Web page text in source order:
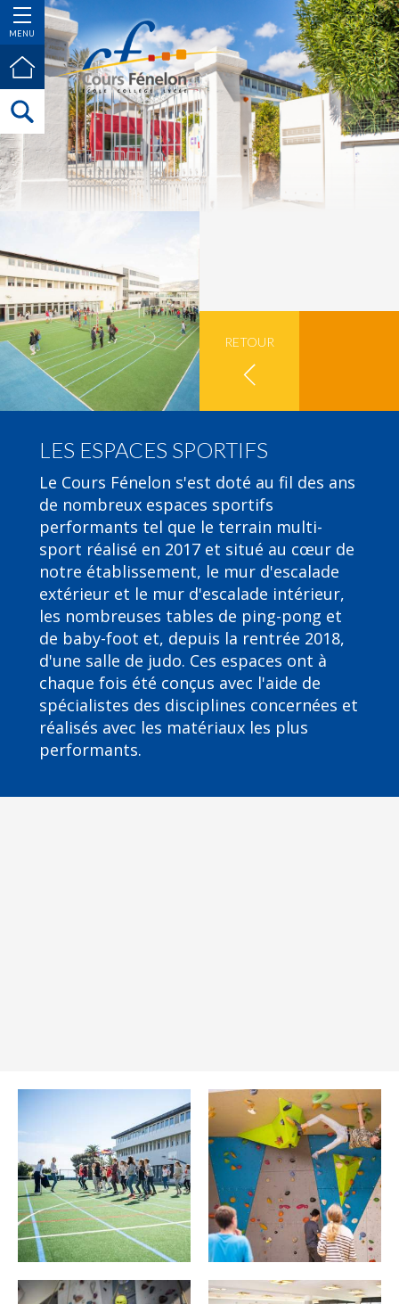
MENU
LES ESPACES SPORTIFS
Le Cours Fénelon s'est doté au fil des ans
de nombreux espaces sportifs
performants tel que le terrain multi-
sport réalisé en 2017 et situé au cœur de
notre établissement, le mur d'escalade
extérieur et le mur d'escalade intérieur,
les nombreuses tables de ping-pong et
de baby-foot et, depuis la rentrée 2018,
d'une salle de judo. Ces espaces ont à
chaque fois été conçus avec l'aide de
spécialistes des disciplines concernées et
réalisés avec les matériaux les plus
performants.
RETOUR